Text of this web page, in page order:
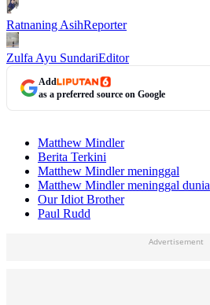
Ratnaning AsihReporter
Zulfa Ayu SundariEditor
Add
as a preferred source on Google
Matthew Mindler
Berita Terkini
Matthew Mindler meninggal
Matthew Mindler meninggal dunia
Our Idiot Brother
Paul Rudd
Advertisement